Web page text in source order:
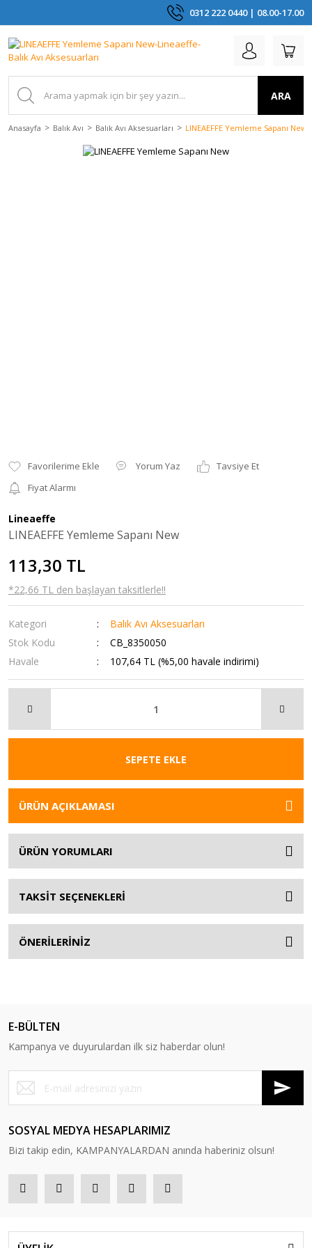
0312 222 0440 | 08.00-17.00
ARA
Anasayfa Balık Avı Balık Avı Aksesuarları LINEAEFFE Yemleme Sapanı New
Yorum Yaz
Tavsiye Et
Fiyat Alarmı
Lineaeffe
LINEAEFFE Yemleme Sapanı New
113,30 TL
*22,66 TL den başlayan taksitlerle!!
Kategori
Balık Avı Aksesuarları
Stok Kodu
CB_8350050
Havale
107,64 TL (%5,00 havale indirimi)
SEPETE EKLE
ÜRÜN AÇIKLAMASI
ÜRÜN YORUMLARI
TAKSİT SEÇENEKLERİ
ÖNERİLERİNİZ
E-BÜLTEN
Kampanya ve duyurulardan ilk siz haberdar olun!
SOSYAL MEDYA HESAPLARIMIZ
Bizi takip edin, KAMPANYALARDAN anında haberiniz olsun!